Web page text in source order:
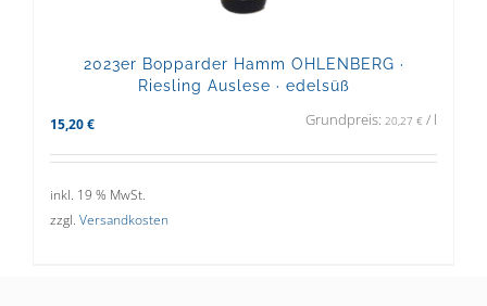
2023er Bopparder Hamm OHLENBERG ·
Riesling Auslese · edelsüß
15,20 € Grundpreis: 20,27 € / l
inkl. 19 % MwSt.
zzgl. Versandkosten